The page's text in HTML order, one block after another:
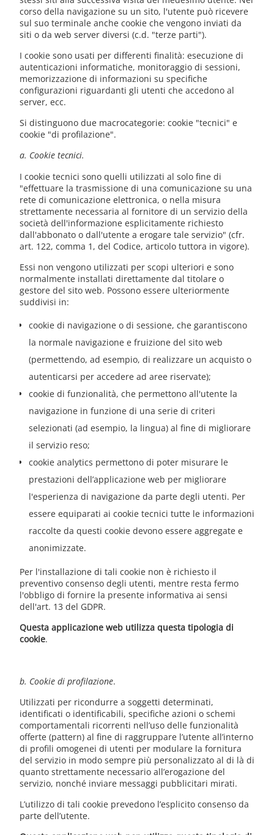
corso della navigazione su un sito, l'utente può ricevere
sul suo terminale anche cookie che vengono inviati da
siti o da web server diversi (c.d. "terze parti").
I cookie sono usati per differenti finalità: esecuzione di
autenticazioni informatiche, monitoraggio di sessioni,
memorizzazione di informazioni su specifiche
configurazioni riguardanti gli utenti che accedono al
server, ecc.
Si distinguono due macrocategorie: cookie "tecnici" e
cookie "di profilazione".
a. Cookie tecnici.
I cookie tecnici sono quelli utilizzati al solo fine di
"effettuare la trasmissione di una comunicazione su una
rete di comunicazione elettronica, o nella misura
strettamente necessaria al fornitore di un servizio della
società dell'informazione esplicitamente richiesto
dall'abbonato o dall'utente a erogare tale servizio" (cfr.
art. 122, comma 1, del Codice, articolo tuttora in vigore).
Essi non vengono utilizzati per scopi ulteriori e sono
normalmente installati direttamente dal titolare o
gestore del sito web. Possono essere ulteriormente
suddivisi in:
cookie di navigazione o di sessione, che garantiscono
la normale navigazione e fruizione del sito web
(permettendo, ad esempio, di realizzare un acquisto o
autenticarsi per accedere ad aree riservate);
cookie di funzionalità, che permettono all'utente la
navigazione in funzione di una serie di criteri
selezionati (ad esempio, la lingua) al fine di migliorare
il servizio reso;
cookie analytics permettono di poter misurare le
prestazioni dell’applicazione web per migliorare
l'esperienza di navigazione da parte degli utenti. Per
essere equiparati ai cookie tecnici tutte le informazioni
raccolte da questi cookie devono essere aggregate e
anonimizzate.
Per l'installazione di tali cookie non è richiesto il
preventivo consenso degli utenti, mentre resta fermo
l'obbligo di fornire la presente informativa ai sensi
dell'art. 13 del GDPR.
Questa applicazione web utilizza questa tipologia di
cookie.
b. Cookie di profilazione.
Utilizzati per ricondurre a soggetti determinati,
identificati o identificabili, specifiche azioni o schemi
comportamentali ricorrenti nell’uso delle funzionalità
offerte (pattern) al fine di raggruppare l’utente all’interno
di profili omogenei di utenti per modulare la fornitura
del servizio in modo sempre più personalizzato al di là di
quanto strettamente necessario all’erogazione del
servizio, nonché inviare messaggi pubblicitari mirati.
L’utilizzo di tali cookie prevedono l’esplicito consenso da
parte dell’utente.